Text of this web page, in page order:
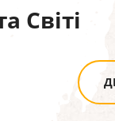
Світі